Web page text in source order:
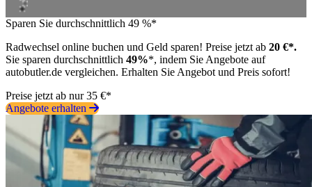
Sparen Sie durchschnittlich 49 %*
Radwechsel online buchen und Geld sparen! Preise jetzt ab 20 €*.
Sie sparen durchschnittlich 49%*, indem Sie Angebote auf
autobutler.de vergleichen. Erhalten Sie Angebot und Preis sofort!
Preise jetzt ab nur 35 €*
Angebote erhalten